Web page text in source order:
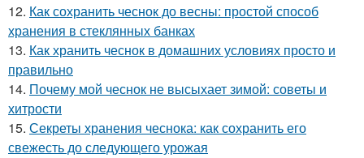
12. Как сохранить чеснок до весны: простой способ
хранения в стеклянных банках
13. Как хранить чеснок в домашних условиях просто и
правильно
14. Почему мой чеснок не высыхает зимой: советы и
хитрости
15. Секреты хранения чеснока: как сохранить его
свежесть до следующего урожая